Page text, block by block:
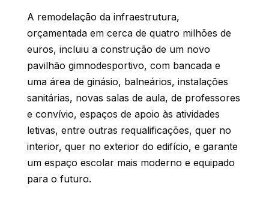
A remodelação da infraestrutura,
orçamentada em cerca de quatro milhões de
euros, incluiu a construção de um novo
pavilhão gimnodesportivo, com bancada e
uma área de ginásio, balneários, instalações
sanitárias, novas salas de aula, de professores
e convívio, espaços de apoio às atividades
letivas, entre outras requalificações, quer no
interior, quer no exterior do edifício, e garante
um espaço escolar mais moderno e equipado
para o futuro.